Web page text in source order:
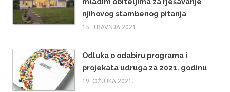
njihovog stambenog pitanja
15. TRAVNJA 2021.
Odluka o odabiru programa i
projekata udruga za 2021. godinu
19. OŽUJKA 2021.